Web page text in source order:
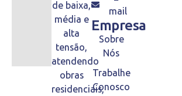
de baixa,
média e
alta
tensão,
atendendo
obras
residenciais,
mail
Empresa
Sobre
Nós
Trabalhe
Conosco